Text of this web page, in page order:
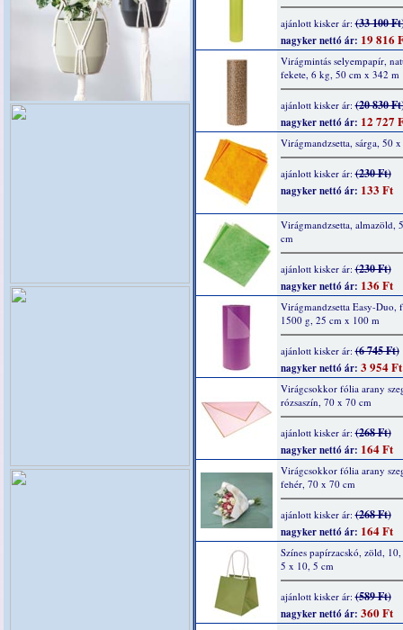
ajánlott kisker ár:(33 100
nagyker nettó ár: 19 816
Virágmintás selyempapír,
fekete, 6 kg, 50 cm x 342 m
ajánlott kisker ár:(20 830
nagyker nettó ár: 12 727
Virágmandzsetta, sárga, 50
ajánlott kisker ár:(230 Ft)
nagyker nettó ár: 133 Ft
Virágmandzsetta, almazöld,
cm
ajánlott kisker ár:(230 Ft)
nagyker nettó ár: 136 Ft
Virágmandzsetta Easy-Duo,
1500 g, 25 cm x 100 m
ajánlott kisker ár:(6 745 Ft)
nagyker nettó ár: 3 954 Ft
Virágcsokkor fólia arany
rózsaszín, 70 x 70 cm
ajánlott kisker ár:(268 Ft)
nagyker nettó ár: 164 Ft
Virágcsokkor fólia arany
fehér, 70 x 70 cm
ajánlott kisker ár:(268 Ft)
nagyker nettó ár: 164 Ft
Színes papírzacskó, zöld,
5 x 10, 5 cm
ajánlott kisker ár:(589 Ft)
nagyker nettó ár: 360 Ft